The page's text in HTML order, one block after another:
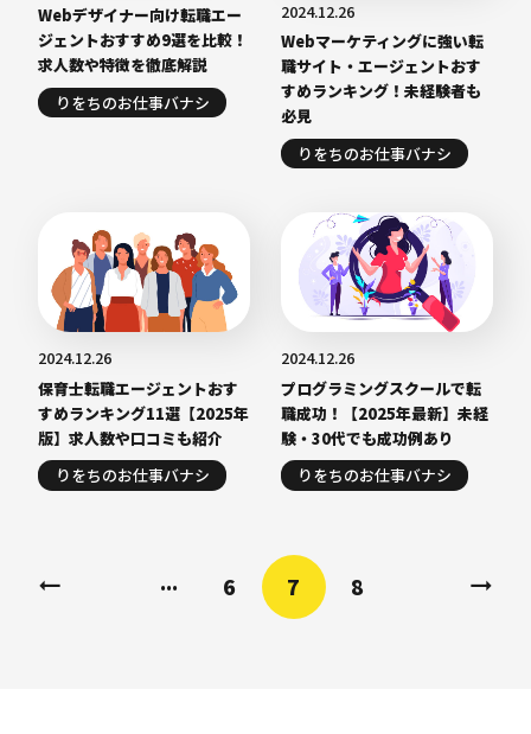
Webデザイナー向け転職エー
ジェントおすすめ9選を比較！
求人数や特徴を徹底解説
りをちのお仕事バナシ
2024.12.26
Webマーケティングに強い転
職サイト・エージェントおす
すめランキング！未経験者も
必見
りをちのお仕事バナシ
2024.12.26
保育士転職エージェントおす
すめランキング11選【2025年
版】求人数や口コミも紹介
りをちのお仕事バナシ
2024.12.26
プログラミングスクールで転
職成功！【2025年最新】未経
験・30代でも成功例あり
りをちのお仕事バナシ
... 6 7 8